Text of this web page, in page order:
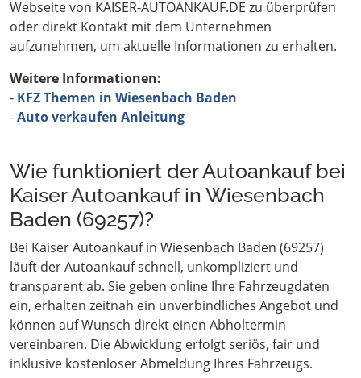
Webseite von KAISER-AUTOANKAUF.DE zu überprüfen
oder direkt Kontakt mit dem Unternehmen
aufzunehmen, um aktuelle Informationen zu erhalten.
Weitere Informationen:
- KFZ Themen in Wiesenbach Baden
-Auto verkaufen Anleitung
Wie funktioniert der Autoankauf bei
Kaiser Autoankauf in Wiesenbach
Baden (69257)?
Bei Kaiser Autoankauf in Wiesenbach Baden (69257)
läuft der Autoankauf schnell, unkompliziert und
transparent ab. Sie geben online Ihre Fahrzeugdaten
ein, erhalten zeitnah ein unverbindliches Angebot und
können auf Wunsch direkt einen Abholtermin
vereinbaren. Die Abwicklung erfolgt seriös, fair und
inklusive kostenloser Abmeldung Ihres Fahrzeugs.